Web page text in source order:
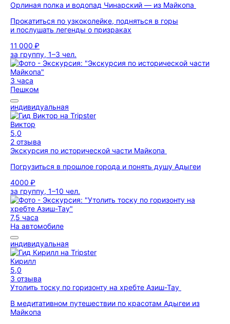
Орлиная полка и водопад Чинарский — из Майкопа
Прокатиться по узкоколейке, подняться в горы
и послушать легенды о призраках
11 000 ₽
за группу, 1–3 чел.
3 часа
Пешком
индивидуальная
Виктор
5,0
2 отзыва
Экскурсия по исторической части Майкопа
Погрузиться в прошлое города и понять душу Адыгеи
4000 ₽
за группу, 1–10 чел.
7,5 часа
На автомобиле
индивидуальная
Кирилл
5,0
3 отзыва
Утолить тоску по горизонту на хребте Азиш-Тау
В медитативном путешествии по красотам Адыгеи из
Майкопа